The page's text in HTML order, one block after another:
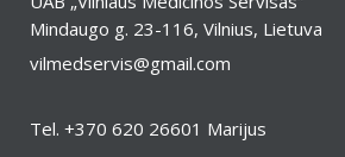
Mindaugo g. 23-116, Vilnius, Lietuva
vilmedservis@gmail.com
Tel. +370 620 26601 Marijus